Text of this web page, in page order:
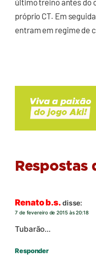
último treino antes do
próprio CT. Em
entram em regime de
Respostas
Renato b.s.disse:
7 de fevereiro de 2015 às 20:18
Tubarão…
Responder